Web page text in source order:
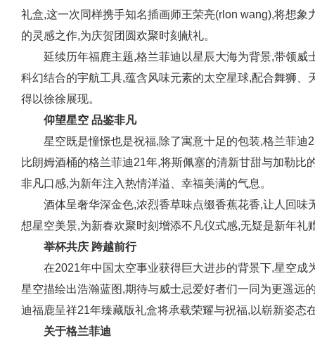
礼盒,这一次同样携手知名插画师王荣亮(rlon wang),将想
的灵感之作,为庆贺团圆欢聚时刻献礼。
延续历年福鹿主题,格兰菲迪以星辰大海为背景,带领
科幻结合的宇航工具,蕴含风味元素的太空星球,配合舞狮
得以徐徐展现。
仰望星空 品鉴非凡
星空既是憧憬也是祝福,除了寓意十足的包装,格兰菲
比朗姆酒桶的格兰菲迪21年,将斯佩塞的清新甘甜与加勒比
非凡口感,为新年注入热情洋溢、幸福美满的气息。
酒体呈奢华深金色,浓烈香草味点缀香蕉花香,让人回
想星空美景,为新春欢聚时刻增添不凡仪式感,无疑是新年礼
举杯共庆 跨越前行
在2021年中国太空事业获得巨大进步的背景下,星空成
星空描绘出浩瀚蓝图,期待与威士忌爱好者们一同为更遥远
迪福鹿呈祥21年臻藏版礼盒将承载荣耀与祝福,以崭新姿态
关于格兰菲迪